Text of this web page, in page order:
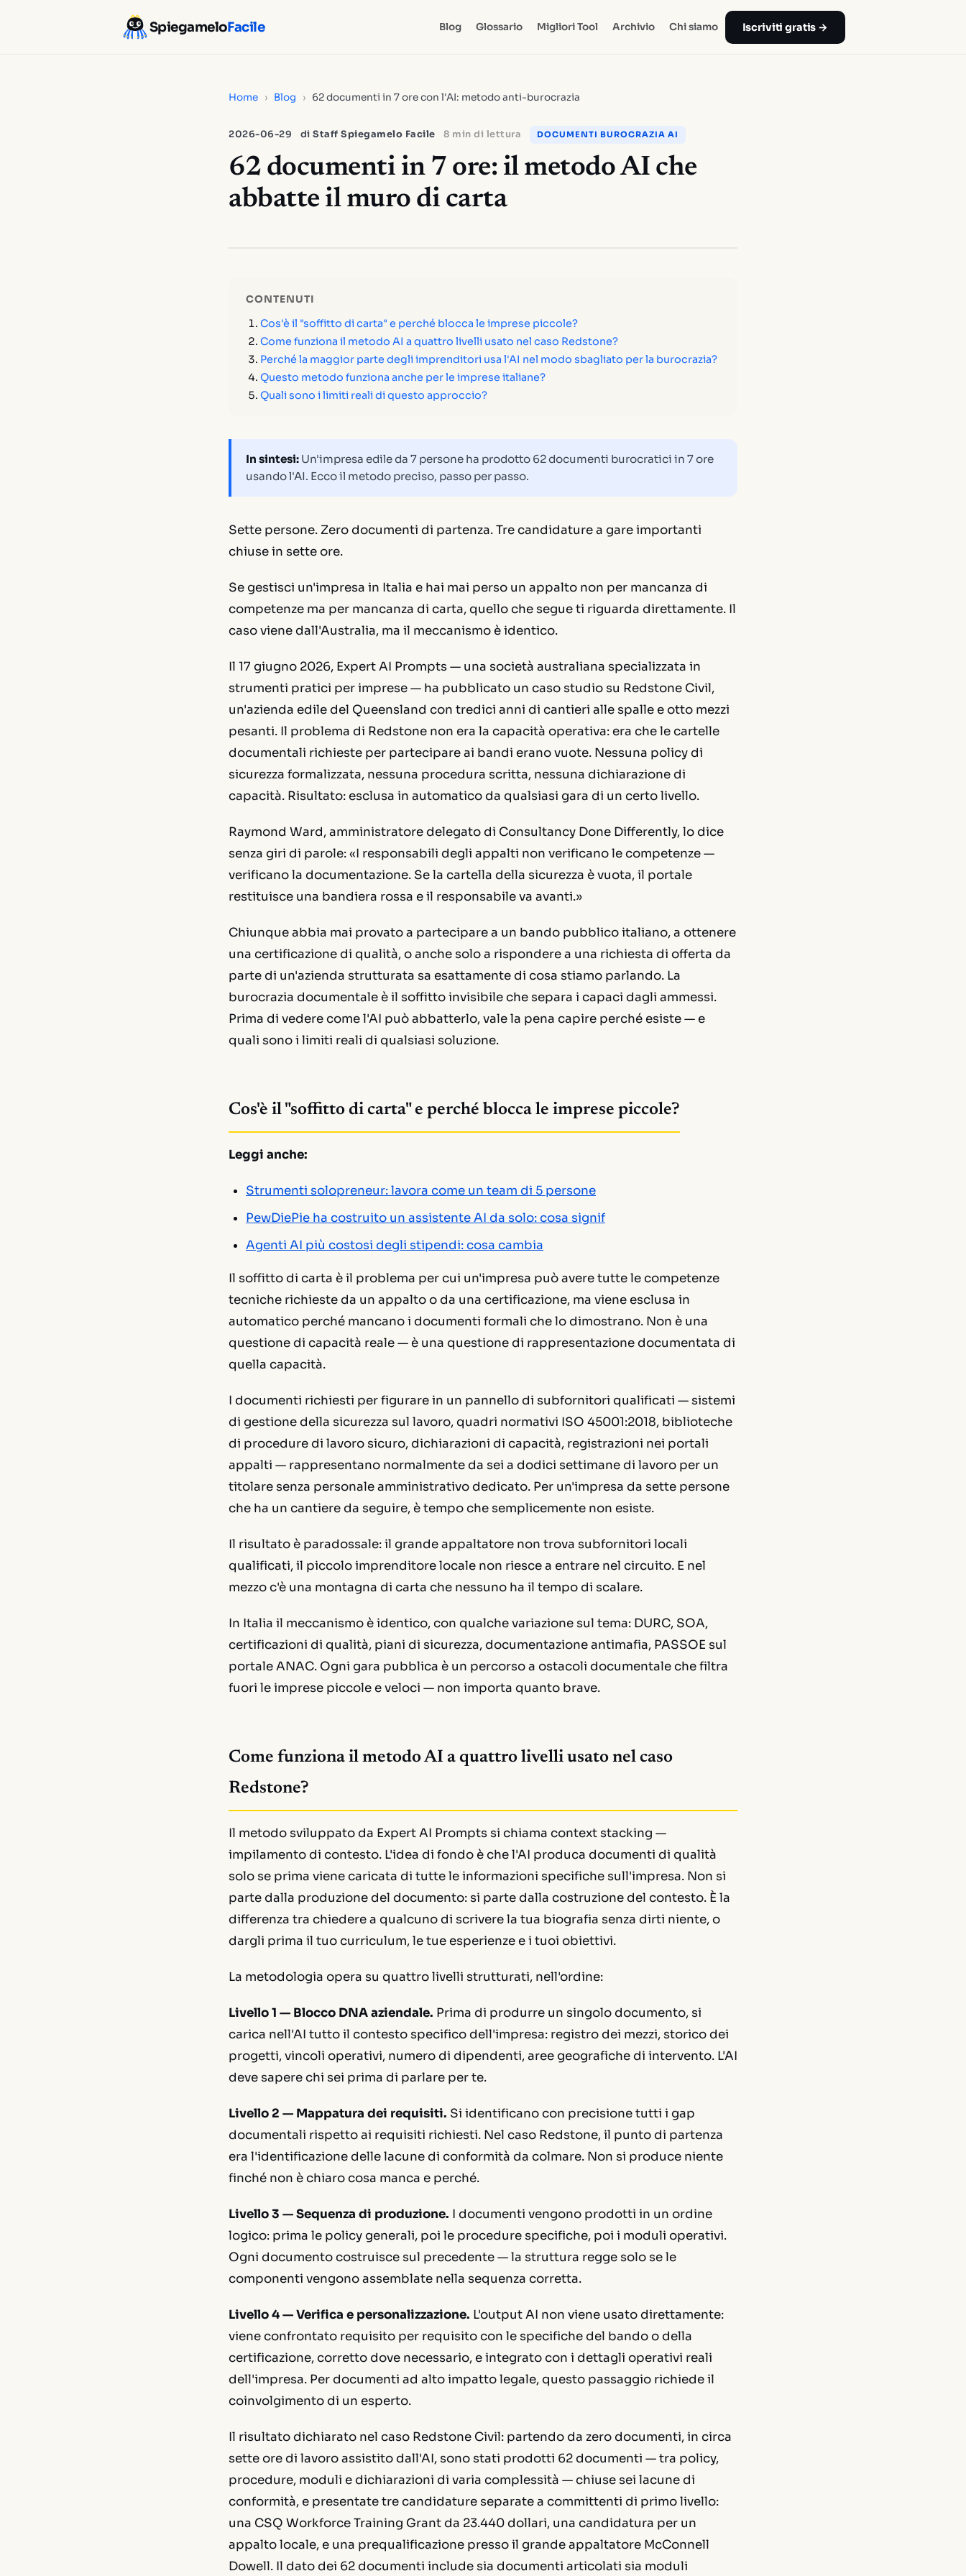
SpiegameloFacile Blog Glossario Migliori Tool Archivio Chi siamo Iscriviti gratis →
Home › Blog › 62 documenti in 7 ore con l'AI: metodo anti-burocrazia
2026-06-29 di Staff Spiegamelo Facile 8 min di lettura DOCUMENTI BUROCRAZIA AI
62 documenti in 7 ore: il metodo AI che
abbatte il muro di carta
CONTENUTI
Cos'è il "soffitto di carta" e perché blocca le imprese piccole?
Come funziona il metodo AI a quattro livelli usato nel caso Redstone?
Perché la maggior parte degli imprenditori usa l'AI nel modo sbagliato per la burocrazia?
Questo metodo funziona anche per le imprese italiane?
Quali sono i limiti reali di questo approccio?
In sintesi: Un'impresa edile da 7 persone ha prodotto 62 documenti burocratici in 7 ore
usando l'AI. Ecco il metodo preciso, passo per passo.
Sette persone. Zero documenti di partenza. Tre candidature a gare importanti
chiuse in sette ore.
Se gestisci un'impresa in Italia e hai mai perso un appalto non per mancanza di
competenze ma per mancanza di carta, quello che segue ti riguarda direttamente. Il
caso viene dall'Australia, ma il meccanismo è identico.
Il 17 giugno 2026, Expert AI Prompts — una società australiana specializzata in
strumenti pratici per imprese — ha pubblicato un caso studio su Redstone Civil,
un'azienda edile del Queensland con tredici anni di cantieri alle spalle e otto mezzi
pesanti. Il problema di Redstone non era la capacità operativa: era che le cartelle
documentali richieste per partecipare ai bandi erano vuote. Nessuna policy di
sicurezza formalizzata, nessuna procedura scritta, nessuna dichiarazione di
capacità. Risultato: esclusa in automatico da qualsiasi gara di un certo livello.
Raymond Ward, amministratore delegato di Consultancy Done Differently, lo dice
senza giri di parole:«I responsabili degli appalti non verificano le competenze —
verificano la documentazione. Se la cartella della sicurezza è vuota, il portale
restituisce una bandiera rossa e il responsabile va avanti.»
Chiunque abbia mai provato a partecipare a un bando pubblico italiano, a ottenere
una certificazione di qualità, o anche solo a rispondere a una richiesta di offerta da
parte di un'azienda strutturata sa esattamente di cosa stiamo parlando. La
burocrazia documentale è il soffitto invisibile che separa i capaci dagli ammessi.
Prima di vedere come l'AI può abbatterlo, vale la pena capire perché esiste — e
quali sono i limiti reali di qualsiasi soluzione.
Cos'è il "soffitto di carta" e perché blocca le imprese piccole?
Leggi anche:
Strumenti solopreneur: lavora come un team di 5 persone
PewDiePie ha costruito un assistente AI da solo: cosa signif
Agenti AI più costosi degli stipendi: cosa cambia
Il soffitto di carta è il problema per cui un'impresa può avere tutte le competenze
tecniche richieste da un appalto o da una certificazione, ma viene esclusa in
automatico perché mancano i documenti formali che lo dimostrano. Non è una
questione di capacità reale — è una questione di rappresentazione documentata di
quella capacità.
I documenti richiesti per figurare in un pannello di subfornitori qualificati — sistemi
di gestione della sicurezza sul lavoro, quadri normativi ISO 45001:2018, biblioteche
di procedure di lavoro sicuro, dichiarazioni di capacità, registrazioni nei portali
appalti — rappresentano normalmente da sei a dodici settimane di lavoro per un
titolare senza personale amministrativo dedicato. Per un'impresa da sette persone
che ha un cantiere da seguire, è tempo che semplicemente non esiste.
Il risultato è paradossale: il grande appaltatore non trova subfornitori locali
qualificati, il piccolo imprenditore locale non riesce a entrare nel circuito. E nel
mezzo c'è una montagna di carta che nessuno ha il tempo di scalare.
In Italia il meccanismo è identico, con qualche variazione sul tema: DURC, SOA,
certificazioni di qualità, piani di sicurezza, documentazione antimafia, PASSOE sul
portale ANAC. Ogni gara pubblica è un percorso a ostacoli documentale che filtra
fuori le imprese piccole e veloci — non importa quanto brave.
Come funziona il metodo AI a quattro livelli usato nel caso
Redstone?
Il metodo sviluppato da Expert AI Prompts si chiama context stacking —
impilamento di contesto. L'idea di fondo è che l'AI produca documenti di qualità
solo se prima viene caricata di tutte le informazioni specifiche sull'impresa. Non si
parte dalla produzione del documento: si parte dalla costruzione del contesto. È la
differenza tra chiedere a qualcuno di scrivere la tua biografia senza dirti niente, o
dargli prima il tuo curriculum, le tue esperienze e i tuoi obiettivi.
La metodologia opera su quattro livelli strutturati, nell'ordine:
Livello 1 — Blocco DNA aziendale. Prima di produrre un singolo documento, si
carica nell'AI tutto il contesto specifico dell'impresa: registro dei mezzi, storico dei
progetti, vincoli operativi, numero di dipendenti, aree geografiche di intervento. L'AI
deve sapere chi sei prima di parlare per te.
Livello 2 — Mappatura dei requisiti. Si identificano con precisione tutti i gap
documentali rispetto ai requisiti richiesti. Nel caso Redstone, il punto di partenza
era l'identificazione delle lacune di conformità da colmare. Non si produce niente
finché non è chiaro cosa manca e perché.
Livello 3 — Sequenza di produzione. I documenti vengono prodotti in un ordine
logico: prima le policy generali, poi le procedure specifiche, poi i moduli operativi.
Ogni documento costruisce sul precedente — la struttura regge solo se le
componenti vengono assemblate nella sequenza corretta.
Livello 4 — Verifica e personalizzazione. L'output AI non viene usato direttamente:
viene confrontato requisito per requisito con le specifiche del bando o della
certificazione, corretto dove necessario, e integrato con i dettagli operativi reali
dell'impresa. Per documenti ad alto impatto legale, questo passaggio richiede il
coinvolgimento di un esperto.
Il risultato dichiarato nel caso Redstone Civil: partendo da zero documenti, in circa
sette ore di lavoro assistito dall'AI, sono stati prodotti 62 documenti — tra policy,
procedure, moduli e dichiarazioni di varia complessità — chiuse sei lacune di
conformità, e presentate tre candidature separate a committenti di primo livello:
una CSQ Workforce Training Grant da 23.440 dollari, una candidatura per un
appalto locale, e una prequalificazione presso il grande appaltatore McConnell
Dowell. Il dato dei 62 documenti include sia documenti articolati sia moduli